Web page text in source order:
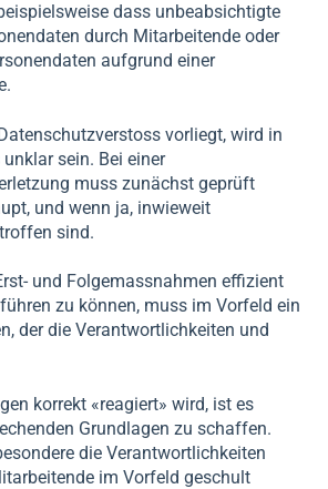
dass unbeabsichtigte
durch Mitarbeitende oder
aufgrund einer
vorliegt, wird in
sein. Bei einer
muss zunächst geprüft
und wenn ja, inwieweit
sind.
und Folgemassnahmen effizient
zu können, muss im Vorfeld ein
der die Verantwortlichkeiten und
korrekt «reagiert» wird, ist es
Grundlagen zu schaffen.
die Verantwortlichkeiten
im Vorfeld geschult